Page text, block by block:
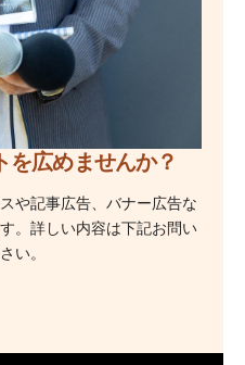
を広めませんか？
や記事広告、バナー広告な
。詳しい内容は下記お問い
い。